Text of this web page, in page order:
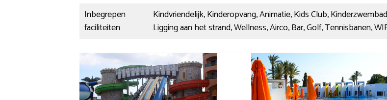
Inbegrepen
faciliteiten
Kindvriendelijk, Kinderopvang, Animatie, Kids Club,
Ligging aan het strand, Wellness, Airco, Bar, Golf, Tennisbanen,